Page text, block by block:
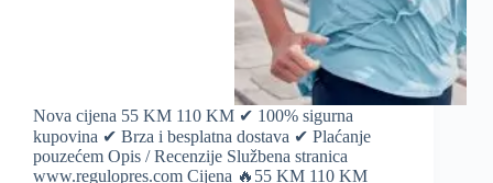
Nova cijena 55 KM 110 KM ✔ 100% sigurna
kupovina ✔ Brza i besplatna dostava ✔ Plaćanje
pouzećem Opis / Recenzije Službena stranica
www.regulopres.com Cijena 🔥55 KM 110 KM